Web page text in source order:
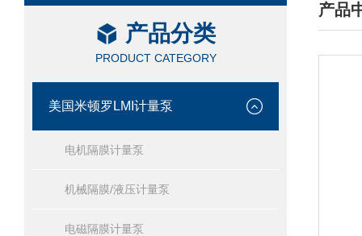
产品分类
PRODUCT CATEGORY
美国米顿罗LMI计量泵
电机隔膜计量泵
机械隔膜/液压计量泵
电磁隔膜计量泵
产品
/